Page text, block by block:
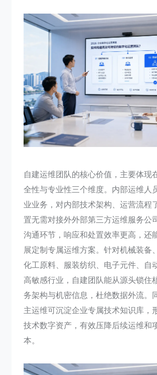
自建运维团队的核心价值，主要体现
全性与专业性三个维度。内部运维人
业业务，对内部技术架构、运营流程
置无需对接外外部第三方运维服务公
沟通环节，响应和处置效率更高，还
展定制专属运维方案。针对机械装备
化工原料、服装纺织、电子元件、自
高敏感行业，自建团队能从源头锁住
务架构与机密信息，杜绝数据外流。
主运维可沉淀企业专属技术知识库，
技术数字资产，有效压降后续运维和
本。